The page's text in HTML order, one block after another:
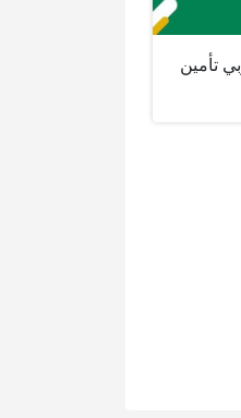
تأمين